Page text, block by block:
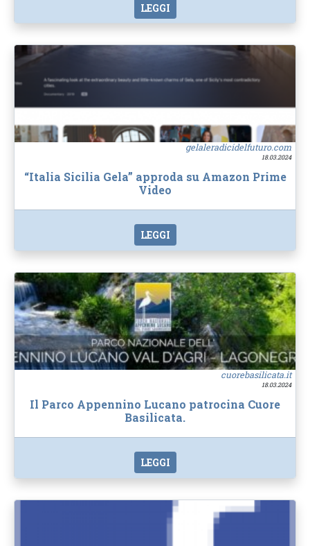
LEGGI
gelaleradicidelfuturo.com
18.03.2024
“Italia Sicilia Gela” approda su Amazon Prime
Video
LEGGI
cuorebasilicata.it
18.03.2024
Il Parco Appennino Lucano patrocina Cuore
Basilicata.
LEGGI